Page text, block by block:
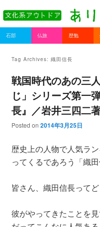
Main menu
Skip to primary content
Skip to secondary
石部 仏旅 歴勉
Tag Archives: 織田信長
戦国時代のあの三
じ」シリーズ第一
長』／岩井三四二
Posted on 2014年3月25日
歴史上の人物で人気ラ
ってくるであろう「織
皆さん、織田信長って
彼がやってきたことを